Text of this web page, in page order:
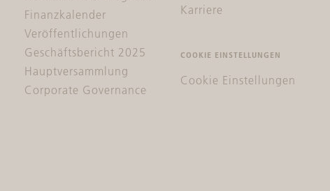
Finanzkalender
Veröffentlichungen
Geschäftsbericht 2025
Hauptversammlung
Corporate Governance
Karriere
COOKIE EINSTELLUNGEN
Cookie Einstellungen